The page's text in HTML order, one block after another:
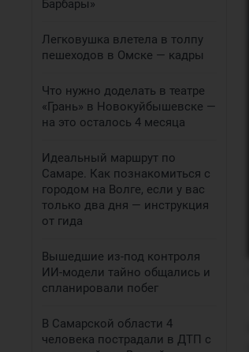
Барбары»
Легковушка влетела в толпу
пешеходов в Омске — кадры
Что нужно доделать в театре
«Грань» в Новокуйбышевске —
на это осталось 4 месяца
Идеальный маршрут по
Самаре. Как познакомиться с
городом на Волге, если у вас
только два дня — инструкция
от гида
Вышедшие из-под контроля
ИИ-модели тайно общались и
спланировали побег
В Самарской области 4
человека пострадали в ДТП с